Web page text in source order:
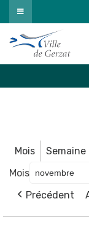
Passer
au
contenu
Mois Semaine
Mois
Précédent